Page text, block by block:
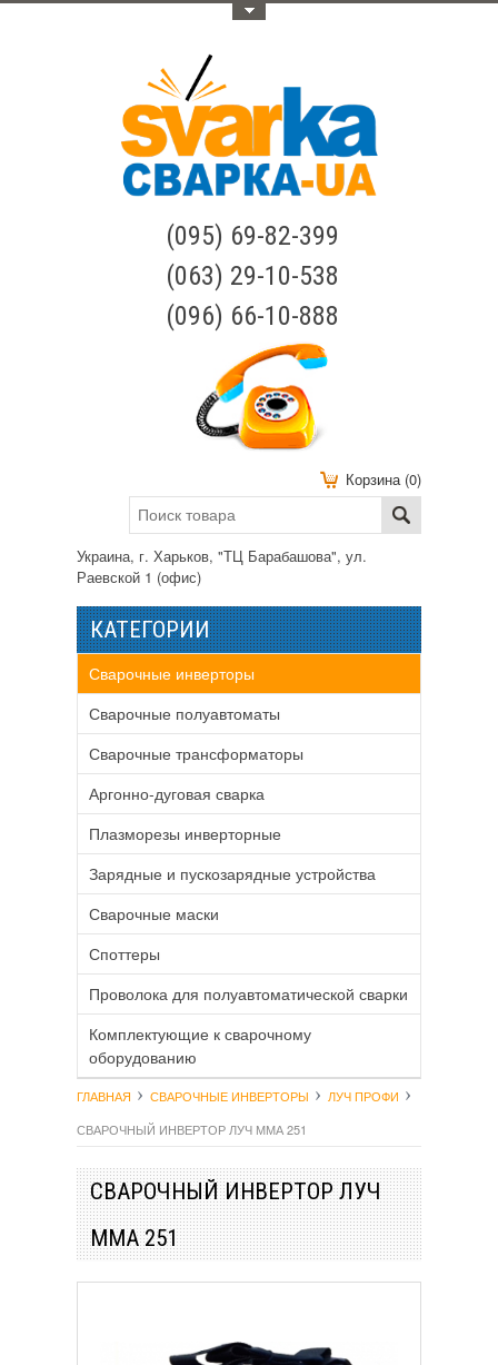
(095) 69-82-399
(063) 29-10-538
(096) 66-10-888
Корзина (0)
Украина, г. Харьков, "ТЦ Барабашова", ул.
Раевской 1 (офис)
КАТЕГОРИИ
Сварочные инверторы
Сварочные полуавтоматы
Сварочные трансформаторы
Аргонно-дуговая сварка
Плазморезы инверторные
Зарядные и пускозарядные устройства
Сварочные маски
Споттеры
Проволока для полуавтоматической сварки
Комплектующие к сварочному
оборудованию
ГЛАВНАЯ СВАРОЧНЫЕ ИНВЕРТОРЫ
ЛУЧ ПРОФИ
СВАРОЧНЫЙ ИНВЕРТОР ЛУЧ ММА 251
СВАРОЧНЫЙ ИНВЕРТОР ЛУЧ
ММА 251